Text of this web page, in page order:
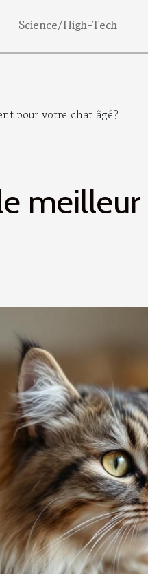
Science/High-Tech
pour votre chat âgé?